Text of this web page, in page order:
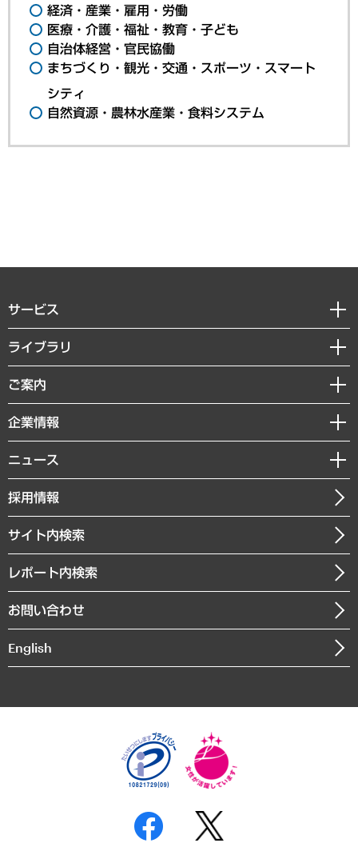
経済・産業・雇用・労働
医療・介護・福祉・教育・子ども
自治体経営・官民協働
まちづくり・観光・交通・スポーツ・スマート
シティ
自然資源・農林水産業・食料システム
サービス
経営戦略
組織・人事戦略
デジタルイノベーション
共生・ダイバーシティ
GRC（ガバナンス・リスク・コンプライアンス）・防災（政策）
経済・産業・雇用・労働
まちづくり・観光・交通・スポーツ・スマートシティ
自然資源・農林水産業・食料システム
ライブラリ
経済調査
レポート
コラム
経営用語集
受託・受注実績（官公庁関連）
メディア掲載・出演
ご案内
セミナー・イベント情報
MUFGビジネスセミナー
受託案件情報
企業情報
私たちの想い
社長メッセージ
会社概要
沿革
組織図・本部部室紹介
インドネシア現地法人
個人情報保護方針
反社会的勢力に対する基本方針
ニュース
ニュースリリース
お知らせ
採用情報
サイト内検索
レポート内検索
お問い合わせ
English